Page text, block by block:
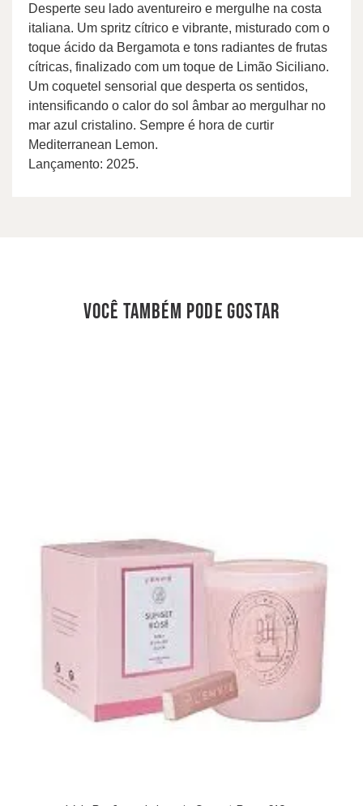
Desperte seu lado aventureiro e mergulhe na costa
italiana. Um spritz cítrico e vibrante, misturado com o
toque ácido da Bergamota e tons radiantes de frutas
cítricas, finalizado com um toque de Limão Siciliano.
Um coquetel sensorial que desperta os sentidos,
intensificando o calor do sol âmbar ao mergulhar no
mar azul cristalino. Sempre é hora de curtir
Mediterranean Lemon.
Lançamento: 2025.
você também pode gostar